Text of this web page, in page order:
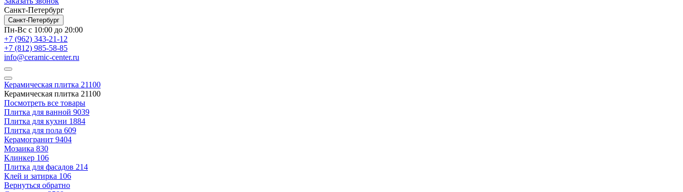
Санкт-Петербург
Санкт-Петербург
Пн-Вс с 10:00 до 20:00
+7 (962) 343-21-12
+7 (812) 985-58-85
info@ceramic-center.ru
Керамическая плитка 21100
Керамическая плитка 21100
Посмотреть все товары
Плитка для ванной 9039
Плитка для кухни 1884
Плитка для пола 609
Керамогранит 9404
Мозаика 830
Клинкер 106
Плитка для фасадов 214
Клей и затирка 106
Вернуться обратно